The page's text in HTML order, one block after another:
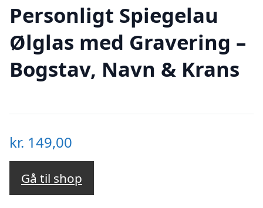
Personligt Spiegelau
Ølglas med Gravering –
Bogstav, Navn & Krans
kr. 149,00
Gå til shop